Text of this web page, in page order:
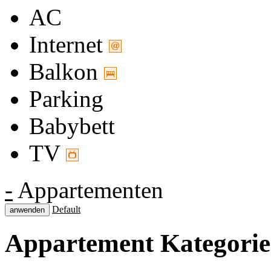
AC
Internet
Balkon
Parking
Babybett
TV
- Appartementen
anwenden Default
Appartement